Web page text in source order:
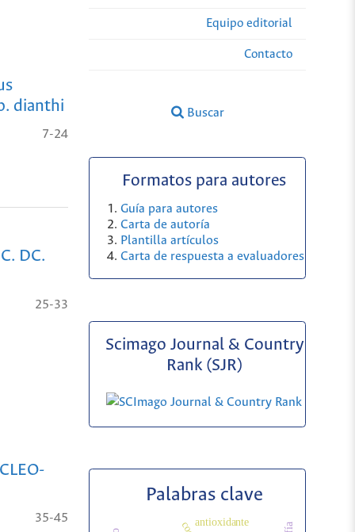
Equipo editorial
Contacto
Buscar
dianthi
7-24
DC.
25-33
35-45
Formatos para autores
Guía para autores
Carta de autoría
Plantilla artículos
Carta de respuesta a evaluadores
Scimago Journal & Country
Rank (SJR)
Palabras clave
antioxidante